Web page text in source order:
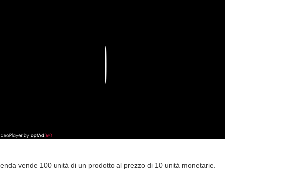
vende 100 unità di un prodotto al prezzo di 10 unità monetarie.